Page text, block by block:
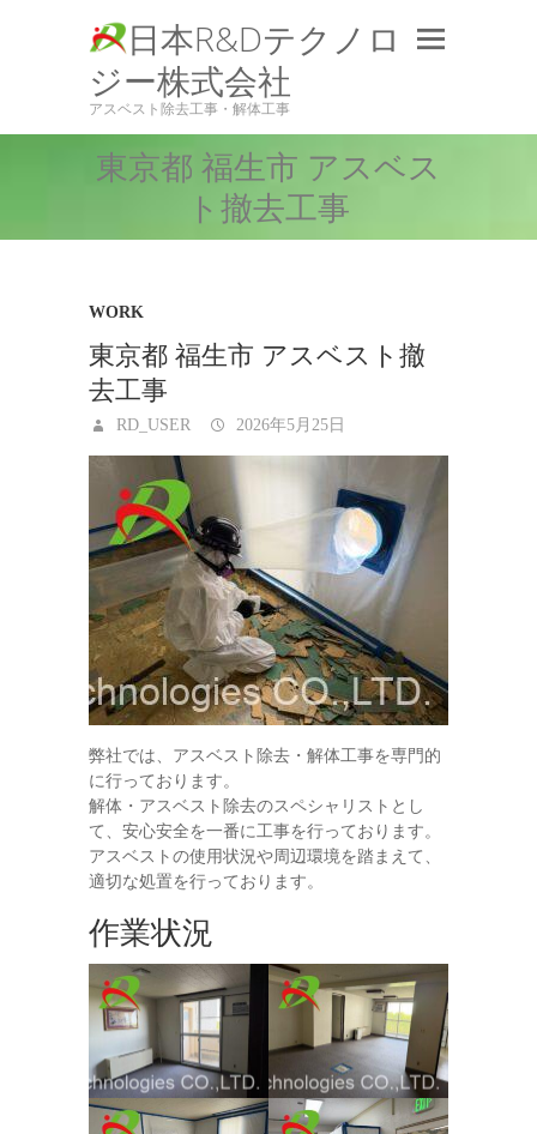
日本R&Dテクノロ
ジー株式会社
アスベスト除去工事・解体工事
東京都 福生市 アスベス
ト撤去工事
WORK
東京都 福生市 アスベスト撤
去工事
RD_USER 2026年5月25日
弊社では、アスベスト除去・解体工事を専門的
に行っております。
解体・アスベスト除去のスペシャリストとし
て、安心安全を一番に工事を行っております。
アスベストの使用状況や周辺環境を踏まえて、
適切な処置を行っております。
作業状況